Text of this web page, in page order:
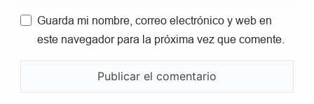
Guarda mi nombre, correo electrónico y web en
este navegador para la próxima vez que comente.